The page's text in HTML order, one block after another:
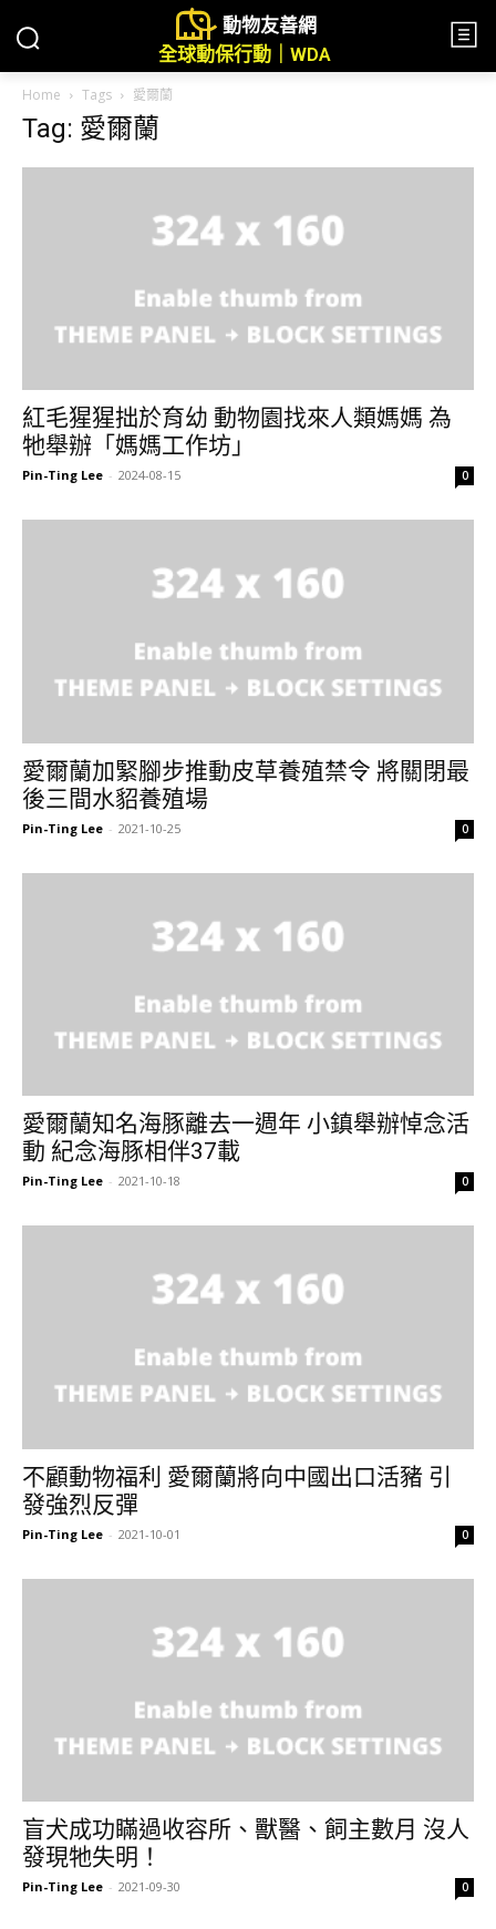
動物友善網
全球動保行動｜WDA
Home Tags 愛爾蘭
Tag: 愛爾蘭
紅毛猩猩拙於育幼 動物園找來人類媽媽 為
牠舉辦「媽媽工作坊」
Pin-Ting Lee - 2024-08-15 0
愛爾蘭加緊腳步推動皮草養殖禁令 將關閉最
後三間水貂養殖場
Pin-Ting Lee - 2021-10-25 0
愛爾蘭知名海豚離去一週年 小鎮舉辦悼念活
動 紀念海豚相伴37載
Pin-Ting Lee - 2021-10-18 0
不顧動物福利 愛爾蘭將向中國出口活豬 引
發強烈反彈
Pin-Ting Lee - 2021-10-01 0
盲犬成功瞞過收容所、獸醫、飼主數月 沒人
發現牠失明！
Pin-Ting Lee - 2021-09-30 0